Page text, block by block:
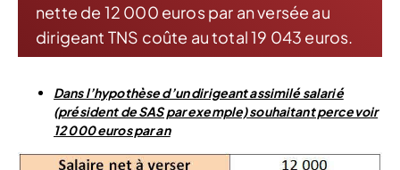
nette de 12 000 euros par an versée au
dirigeant TNS coûte au total 19 043 euros.
Dans l’hypothèse d’un dirigeant assimilé salarié
(président de SAS par exemple) souhaitant percevoir
12 000 euros par an